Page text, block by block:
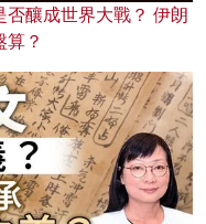
釀成世界大戰？ 伊朗
？